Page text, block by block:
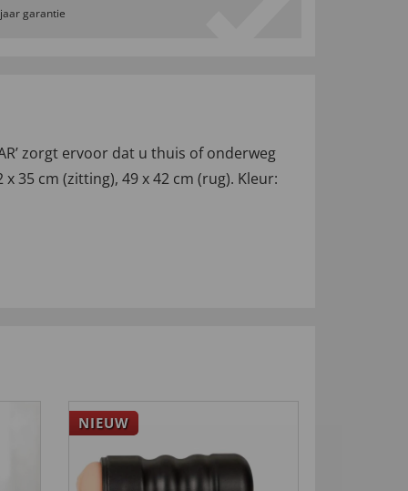
garantie
zorgt ervoor dat u thuis of onderweg
35 cm (zitting), 49 x 42 cm (rug). Kleur:
NIEUW